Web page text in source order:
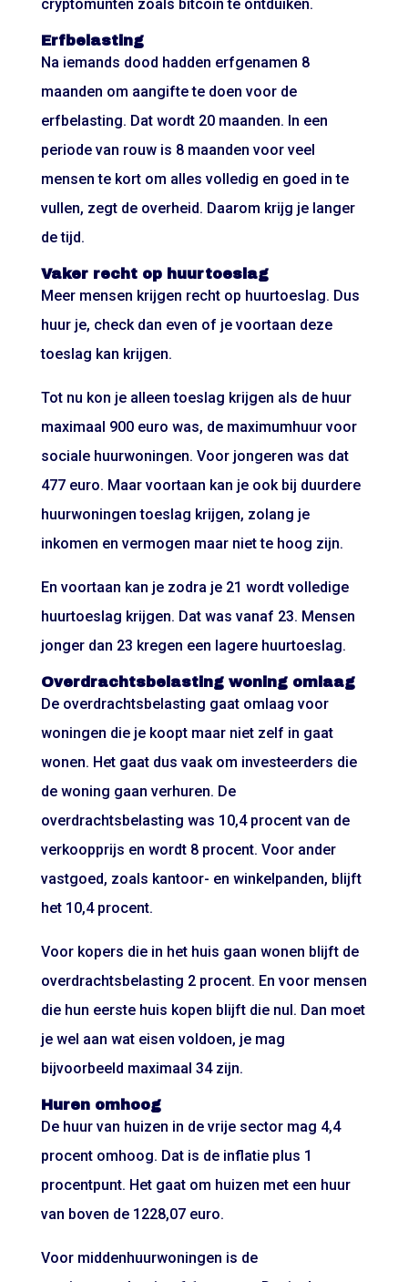
cryptomunten zoals bitcoin te ontduiken.
Erfbelasting
Na iemands dood hadden erfgenamen 8
maanden om aangifte te doen voor de
erfbelasting. Dat wordt 20 maanden. In een
periode van rouw is 8 maanden voor veel
mensen te kort om alles volledig en goed in te
vullen, zegt de overheid. Daarom krijg je langer
de tijd.
Vaker recht op huurtoeslag
Meer mensen krijgen recht op huurtoeslag. Dus
huur je, check dan even of je voortaan deze
toeslag kan krijgen.
Tot nu kon je alleen toeslag krijgen als de huur
maximaal 900 euro was, de maximumhuur voor
sociale huurwoningen. Voor jongeren was dat
477 euro. Maar voortaan kan je ook bij duurdere
huurwoningen toeslag krijgen, zolang je
inkomen en vermogen maar niet te hoog zijn.
En voortaan kan je zodra je 21 wordt volledige
huurtoeslag krijgen. Dat was vanaf 23. Mensen
jonger dan 23 kregen een lagere huurtoeslag.
Overdrachtsbelasting woning omlaag
De overdrachtsbelasting gaat omlaag voor
woningen die je koopt maar niet zelf in gaat
wonen. Het gaat dus vaak om investeerders die
de woning gaan verhuren. De
overdrachtsbelasting was 10,4 procent van de
verkoopprijs en wordt 8 procent. Voor ander
vastgoed, zoals kantoor- en winkelpanden, blijft
het 10,4 procent.
Voor kopers die in het huis gaan wonen blijft de
overdrachtsbelasting 2 procent. En voor mensen
die hun eerste huis kopen blijft die nul. Dan moet
je wel aan wat eisen voldoen, je mag
bijvoorbeeld maximaal 34 zijn.
Huren omhoog
De huur van huizen in de vrije sector mag 4,4
procent omhoog. Dat is de inflatie plus 1
procentpunt. Het gaat om huizen met een huur
van boven de 1228,07 euro.
Voor middenhuurwoningen is de